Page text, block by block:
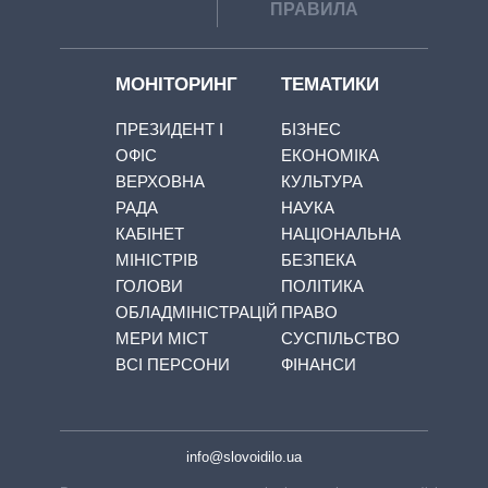
ПРАВИЛА
МОНІТОРИНГ
ПРЕЗИДЕНТ І
ОФІС
ВЕРХОВНА
РАДА
КАБІНЕТ
МІНІСТРІВ
ГОЛОВИ
ОБЛАДМІНІСТРАЦІЙ
МЕРИ МІСТ
ВСІ ПЕРСОНИ
ТЕМАТИКИ
БІЗНЕС
ЕКОНОМІКА
КУЛЬТУРА
НАУКА
НАЦІОНАЛЬНА
БЕЗПЕКА
ПОЛІТИКА
ПРАВО
СУСПІЛЬСТВО
ФІНАНСИ
info@slovoidilo.ua